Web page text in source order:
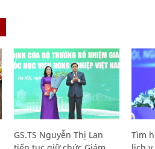
GS.TS Nguyễn Thị Lan
Tìm